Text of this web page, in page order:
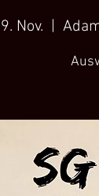
Nov.
  |